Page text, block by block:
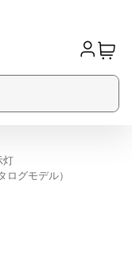
灯
グモデル）